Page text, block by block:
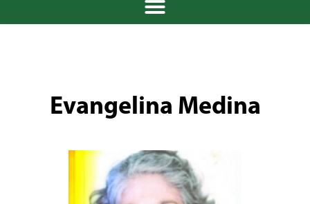
Evangelina Medina